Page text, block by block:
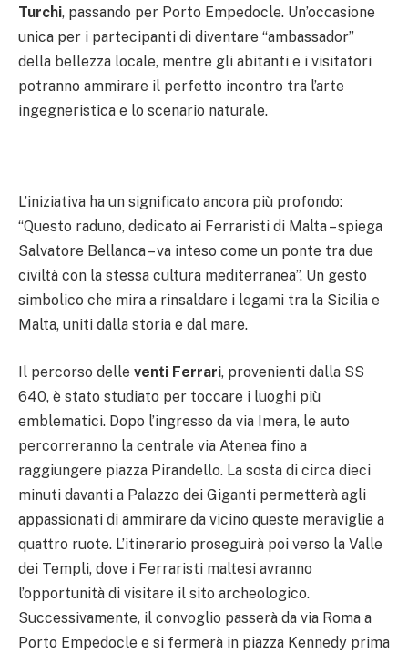
Turchi, passando per Porto Empedocle. Un’occasione
unica per i partecipanti di diventare “ambassador”
della bellezza locale, mentre gli abitanti e i visitatori
potranno ammirare il perfetto incontro tra l’arte
ingegneristica e lo scenario naturale.
L’iniziativa ha un significato ancora più profondo:
“Questo raduno, dedicato ai Ferraristi di Malta – spiega
Salvatore Bellanca – va inteso come un ponte tra due
civiltà con la stessa cultura mediterranea”. Un gesto
simbolico che mira a rinsaldare i legami tra la Sicilia e
Malta, uniti dalla storia e dal mare.
Il percorso delle venti Ferrari, provenienti dalla SS
640, è stato studiato per toccare i luoghi più
emblematici. Dopo l’ingresso da via Imera, le auto
percorreranno la centrale via Atenea fino a
raggiungere piazza Pirandello. La sosta di circa dieci
minuti davanti a Palazzo dei Giganti permetterà agli
appassionati di ammirare da vicino queste meraviglie a
quattro ruote. L’itinerario proseguirà poi verso la Valle
dei Templi, dove i Ferraristi maltesi avranno
l’opportunità di visitare il sito archeologico.
Successivamente, il convoglio passerà da via Roma a
Porto Empedocle e si fermerà in piazza Kennedy prima